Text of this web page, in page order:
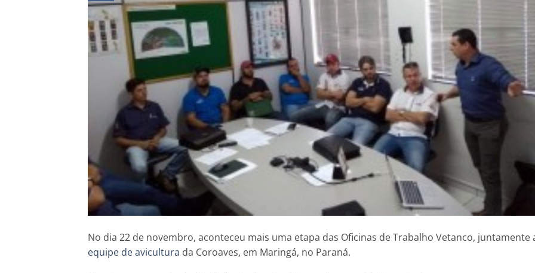
No dia 22 de novembro, aconteceu mais uma etapa das Oficinas de Trabalho Vetanco, juntamente
equipe de avicultura da Coroaves, em Maringá, no Paraná.